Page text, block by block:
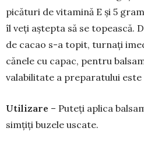
picături de vitamină E și 5
îl veți aștepta să se topească.
de cacao s-a topit, turnați
cănele cu capac, pentru
vala­bilitate a preparatului
Utilizare – Puteți aplica
simțiți buzele uscate.